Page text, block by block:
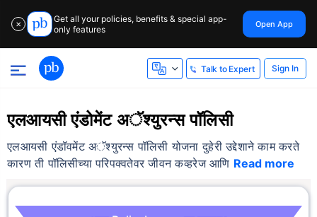
✕
Get all your policies, benefits & special app-
only features
Open App
Talk to Expert Sign In
एलआयसी एंडोमेंट अॅश्युरन्स पॉलिसी
एलआयसी एंडॉवमेंट अॅश्युरन्स पॉलिसी योजना दुहेरी उद्देशाने काम करते
कारण ती पॉलिसीच्या परिपक्वतेवर जीवन कव्हरेज आणि Read more